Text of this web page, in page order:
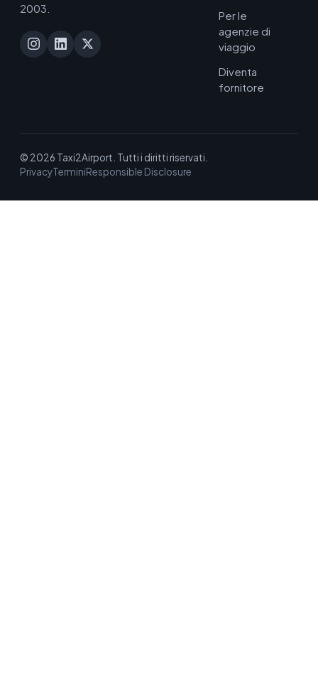
2003.
Per le
agenzie di
viaggio
Diventa
fornitore
© 2026 Taxi2Airport. Tutti i diritti riservati.
PrivacyTerminiResponsible Disclosure